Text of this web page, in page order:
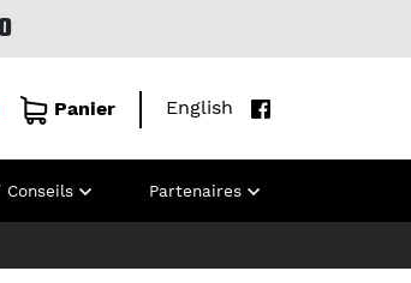
Panier English
Conseils Partenaires